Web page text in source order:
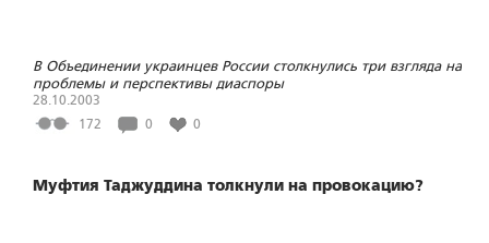
В Объединении украинцев России столкнулись три взгляда на
проблемы и перспективы диаспоры
28.10.2003
172
0 0
Муфтия Таджуддина толкнули на провокацию?